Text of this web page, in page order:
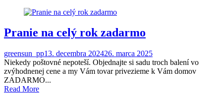
Pranie na celý rok zadarmo
greensun_pp13. decembra 202426. marca 2025
Niekedy poštovné nepoteší. Objednajte si sadu troch balení vo
zvýhodnenej cene a my Vám tovar privezieme k Vám domov
ZADARMO...
Read More